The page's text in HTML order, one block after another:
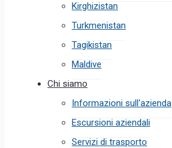
Kirghizistan
Turkmenistan
Tagikistan
Maldive
Chi siamo
Informazioni sull'azienda
Escursioni aziendali
Servizi di trasporto